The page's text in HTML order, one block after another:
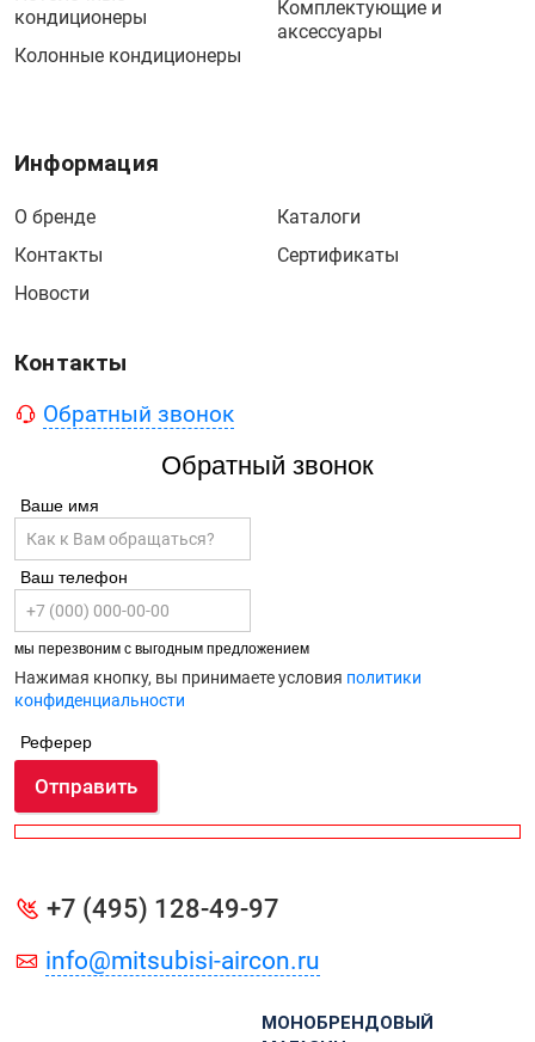
кондиционеры
Колонные кондиционеры
Комплектующие и
аксессуары
Информация
О бренде
Контакты
Новости
Каталоги
Сертификаты
Контакты
Обратный звонок
Обратный звонок
Ваше имя
Ваш телефон
мы перезвоним с выгодным предложением
Нажимая кнопку, вы принимаете условия политики
конфиденциальности
Реферер
Отправить
+7 (495) 128-49-97
info@mitsubisi-aircon.ru
МОНОБРЕНДОВЫЙ